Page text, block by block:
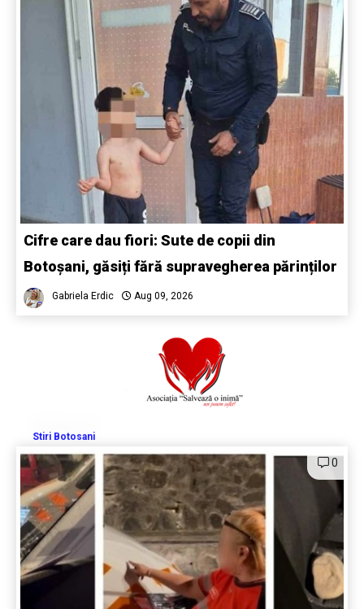
Cifre care dau fiori: Sute de copii din
Botoșani, găsiți fără supravegherea părinților
Gabriela Erdic Aug 09, 2026
Stiri Botosani
0